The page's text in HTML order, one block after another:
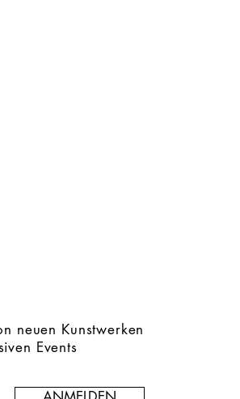
neuen Kunstwerken
Events